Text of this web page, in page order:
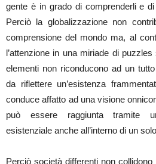
gente è in grado di comprenderli e
Perciò la globalizzazione non
comprensione del mondo ma, al
l’attenzione in una miriade di
elementi non riconducono ad un
da riflettere un’esistenza
conduce affatto ad una visione
può essere raggiunta tramite
esistenziale anche all’interno di un
Perciò società differenti non